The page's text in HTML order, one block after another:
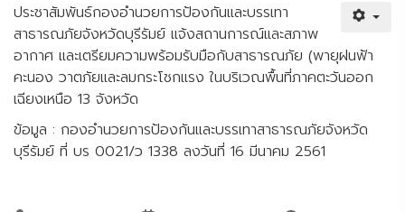
ประชาสัมพันธ์กองอำนวยการป้องกันและบรรเทา
สาธารณภัยจังหวัดบุรีรัมย์ แจ้งสถานการณ์และสภาพ
อากาศ และเตรียมความพร้อมรับมือกับสาธารณภัย (พายุฝนฟ้า
คะนอง วาตภัยและลมกระโชกแรง ในบริเวณพื้นที่ภาคตะวันออก
เฉียงเหนือ 13 จังหวัด
ข้อมูล : กองอำนวยการป้องกันและบรรเทาสาธารณภัยจังหวัด
บุรีรัมย์ ที่ บร 0021/ว 1338 ลงวันที่ 16 มีนาคม 2561